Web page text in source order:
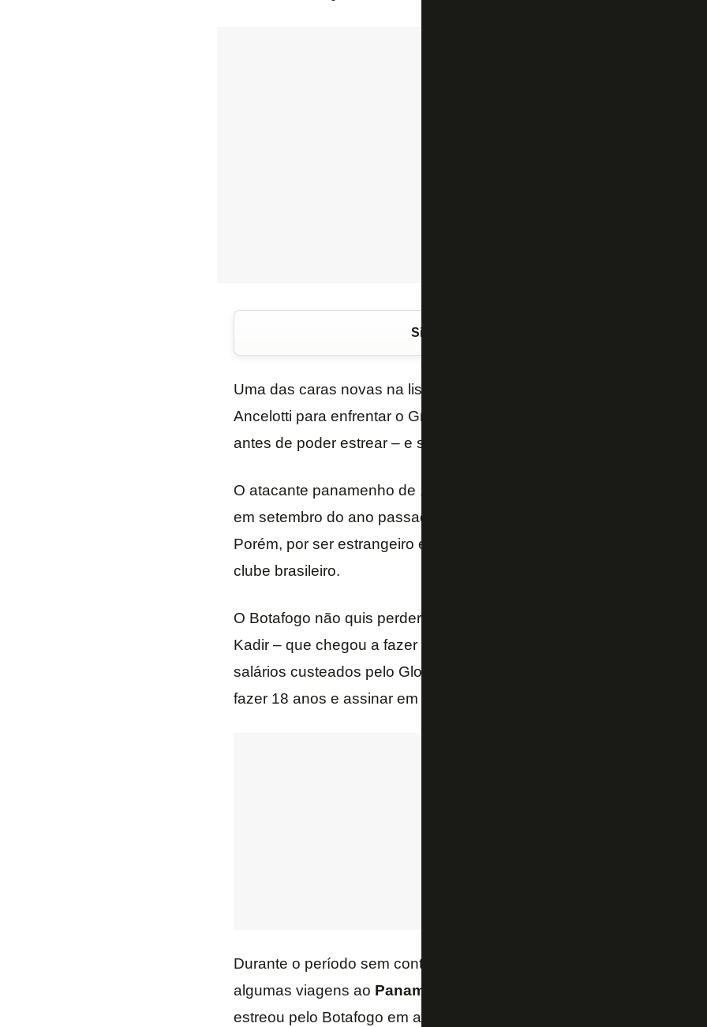
Siga o FogãoNET
Uma das caras novas na lista de relacionados do
Ancelotti para enfrentar o Grêmio,
antes de poder estrear – e se destacar – no
O atacante panamenho de 18 anos foi captado pelo departamento
em setembro do ano passado, após se destacar num torneio
Porém, por ser estrangeiro e menor de idade, não poderia assinar
clube brasileiro.
O Botafogo não quis perder a oportunidade e assinou um pré-
Kadir – que chegou a fazer um período de testes no
salários custeados pelo Glorioso como se ele estivesse
fazer 18 anos e assinar em junho contrato profissional válido até
Durante o período sem contrato, Kadir ficou aprimorando parte física
algumas viagens ao Panamá
estreou pelo Botafogo em agosto e tem quatro gols marcados em